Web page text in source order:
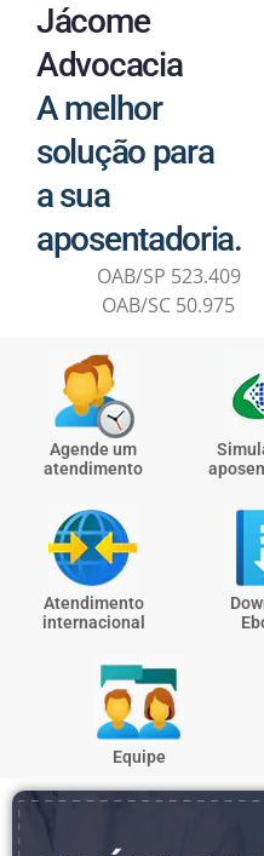
Jácome
Advocacia
A melhor
solução para
a sua
aposentadoria.
OAB/SP 523.409
OAB/SC 50.975
Agende um
atendimento
Atendimento
internacional
Equipe